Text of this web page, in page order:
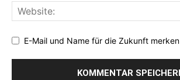
E-Mail und Name für die Zukunft merken